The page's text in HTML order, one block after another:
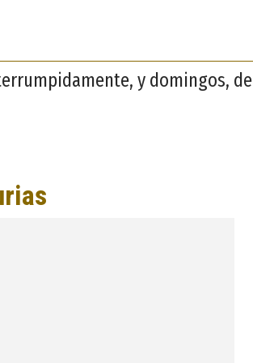
y domingos, de